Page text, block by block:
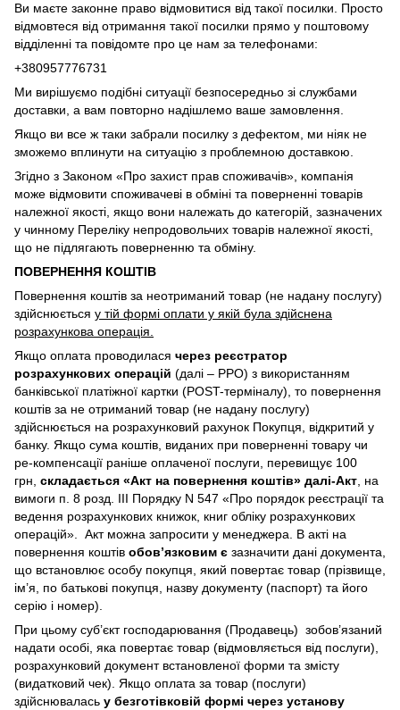
Ви маєте законне право відмовитися від такої посилки. Просто
відмовтеся від отримання такої посилки прямо у поштовому
відділенні та повідомте про це нам за телефонами:
+380957776731
Ми вирішуємо подібні ситуації безпосередньо зі службами
доставки, а вам повторно надішлемо ваше замовлення.
Якщо ви все ж таки забрали посилку з дефектом, ми ніяк не
зможемо вплинути на ситуацію з проблемною доставкою.
Згідно з Законом «Про захист прав споживачів», компанія
може відмовити споживачеві в обміні та поверненні товарів
належної якості, якщо вони належать до категорій, зазначених
у чинному Переліку непродовольчих товарів належної якості,
що не підлягають поверненню та обміну.
ПОВЕРНЕННЯ КОШТІВ
Повернення коштів за неотриманий товар (не надану послугу)
здійснюється у тій формі оплати у якій була здійснена
розрахункова операція.
Якщо оплата проводилася через реєстратор
розрахункових операцій (далі – РРО) з використанням
банківської платіжної картки (POST-терміналу), то повернення
коштів за не отриманий товар (не надану послугу)
здійснюється на розрахунковий рахунок Покупця, відкритий у
банку. Якщо сума коштів, виданих при поверненні товару чи
ре-компенсації раніше оплаченої послуги, перевищує 100
грн, складається «Акт на повернення коштів» далі-Акт, на
вимоги п. 8 розд. III Порядку N 547 «Про порядок реєстрації та
ведення розрахункових книжок, книг обліку розрахункових
операцій». Акт можна запросити у менеджера. В акті на
повернення коштів обов’язковим є зазначити дані документа,
що встановлює особу покупця, який повертає товар (прізвище,
ім’я, по батькові покупця, назву документу (паспорт) та його
серію і номер).
При цьому суб’єкт господарювання (Продавець) зобов’язаний
надати особі, яка повертає товар (відмовляється від послуги),
розрахунковий документ встановленої форми та змісту
(видатковий чек). Якщо оплата за товар (послуги)
здійснювалась у безготівковій формі через установу